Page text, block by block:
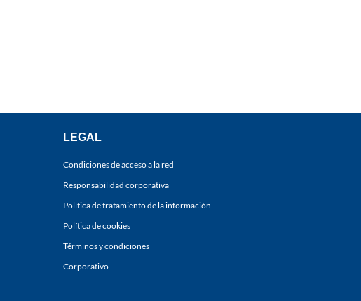
LEGAL
Condiciones de acceso a la red
Responsabilidad corporativa
Política de tratamiento de la información
Política de cookies
Términos y condiciones
Corporativo